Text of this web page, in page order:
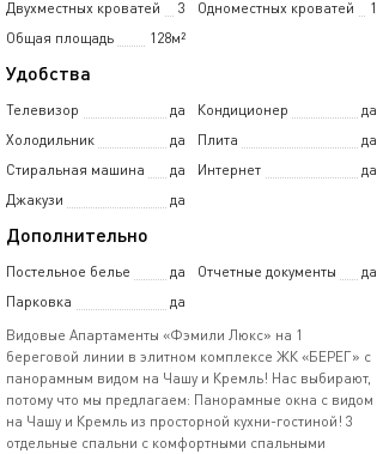
Двухместных кроватей
3 Одноместных кроватей
1
Общая площадь
128м²
Удобства
Телевизор да Кондиционер
да
Холодильник
да Плита
да
Стиральная машина
да Интернет
да
Джакузи
да
Дополнительно
Постельное белье да Отчетные документы
да
Парковка
да
Видовые Апартаменты «Фэмили Люкс» на 1
береговой линии в элитном комплексе ЖК «БЕРЕГ» с
панорамным видом на Чашу и Кремль! Нас выбирают,
потому что мы предлагаем: Панорамные окна с видом
на Чашу и Кремль из просторной кухни-гостиной! 3
отдельные спальни с комфортными спальными